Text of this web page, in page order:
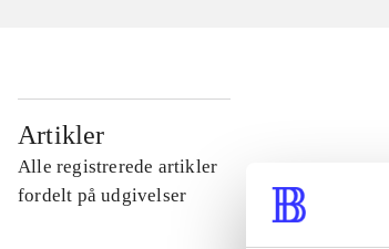
Artikler
Alle registrerede artikler
fordelt på udgivelser